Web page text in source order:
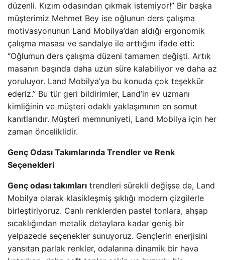
düzenli. Kızım odasından çıkmak istemiyor!” Bir başka
müşterimiz Mehmet Bey ise oğlunun ders çalışma
motivasyonunun Land Mobilya’dan aldığı ergonomik
çalışma masası ve sandalye ile arttığını ifade etti:
“Oğlumun ders çalışma düzeni tamamen değişti. Artık
masanın başında daha uzun süre kalabiliyor ve daha az
yoruluyor. Land Mobilya’ya bu konuda çok teşekkür
ederiz.” Bu tür geri bildirimler, Land’in ev uzmanı
kimliğinin ve müşteri odaklı yaklaşımının en somut
kanıtlarıdır. Müşteri memnuniyeti, Land Mobilya için her
zaman önceliklidir.
Genç Odası Takımlarında Trendler ve Renk
Seçenekleri
Genç odası takımları trendleri sürekli değişse de, Land
Mobilya olarak klasikleşmiş şıklığı modern çizgilerle
birleştiriyoruz. Canlı renklerden pastel tonlara, ahşap
sıcaklığından metalik detaylara kadar geniş bir
yelpazede seçenekler sunuyoruz. Gençlerin enerjisini
yansıtan parlak renkler, odalarına dinamik bir hava